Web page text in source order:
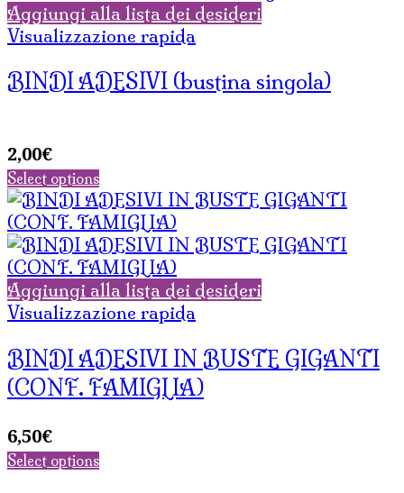
Aggiungi alla lista dei desideri
Visualizzazione rapida
BINDI ADESIVI (bustina singola)
2,00€
Select options
Aggiungi alla lista dei desideri
Visualizzazione rapida
BINDI ADESIVI IN BUSTE GIGANTI
(CONF. FAMIGLIA)
6,50€
Select options